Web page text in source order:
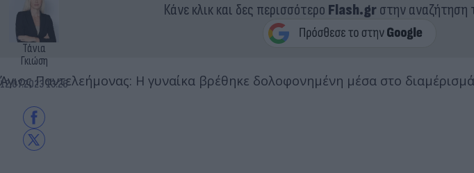
Τάνια
Γκιώση
12.07.2023 13:26
Κάνε κλικ και δες περισσότερο Flash.grστην αναζήτηση
Άγιος Παντελεήμονας: Η γυναίκα βρέθηκε δολοφονημένη μέσα στο